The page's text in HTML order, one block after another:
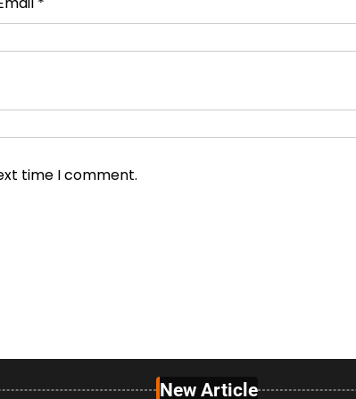
time I comment.
New Article